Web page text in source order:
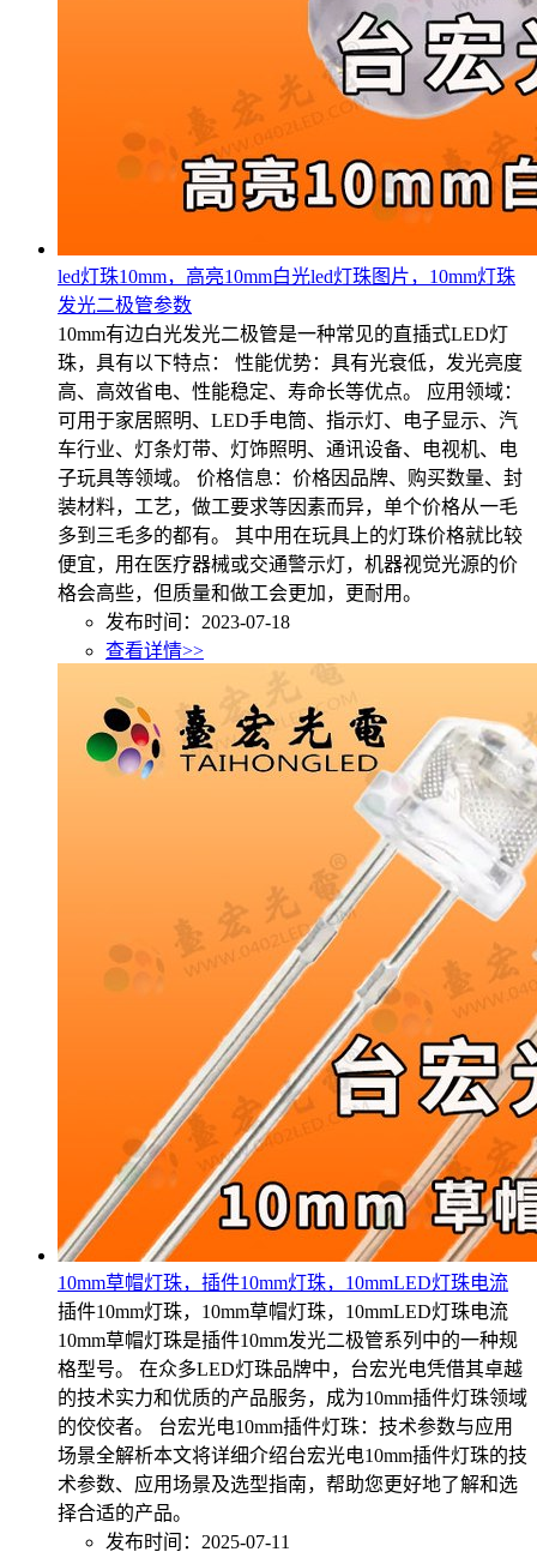
led灯珠10mm，高亮10mm白光led灯珠图片，10mm灯珠
发光二极管参数
10mm有边白光发光二极管是一种常见的直插式LED灯
珠，具有以下特点： 性能优势：具有光衰低，发光亮度
高、高效省电、性能稳定、寿命长等优点。 应用领域：
可用于家居照明、LED手电筒、指示灯、电子显示、汽
车行业、灯条灯带、灯饰照明、通讯设备、电视机、电
子玩具等领域。 价格信息：价格因品牌、购买数量、封
装材料，工艺，做工要求等因素而异，单个价格从一毛
多到三毛多的都有。 其中用在玩具上的灯珠价格就比较
便宜，用在医疗器械或交通警示灯，机器视觉光源的价
格会高些，但质量和做工会更加，更耐用。
发布时间：2023-07-18
查看详情>>
10mm草帽灯珠，插件10mm灯珠，10mmLED灯珠电流
插件10mm灯珠，10mm草帽灯珠，10mmLED灯珠电流
10mm草帽灯珠是插件10mm发光二极管系列中的一种规
格型号。 在众多LED灯珠品牌中，台宏光电凭借其卓越
的技术实力和优质的产品服务，成为10mm插件灯珠领域
的佼佼者。 台宏光电10mm插件灯珠：技术参数与应用
场景全解析本文将详细介绍台宏光电10mm插件灯珠的技
术参数、应用场景及选型指南，帮助您更好地了解和选
择合适的产品。
发布时间：2025-07-11